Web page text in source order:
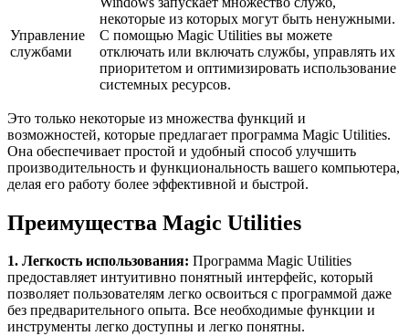
Управление
службами
некоторые из которых могут быть ненужными.
С помощью Magic Utilities вы можете
отключать или включать службы, управлять их
приоритетом и оптимизировать использование
системных ресурсов.
Это только некоторые из множества функций и
возможностей, которые предлагает программа Magic Utilities.
Она обеспечивает простой и удобный способ улучшить
производительность и функциональность вашего компьютера,
делая его работу более эффективной и быстрой.
Преимущества Magic Utilities
1. Легкость использования: Программа Magic Utilities
предоставляет интуитивно понятный интерфейс, который
позволяет пользователям легко освоиться с программой даже
без предварительного опыта. Все необходимые функции и
инструменты легко доступны и легко понятны.